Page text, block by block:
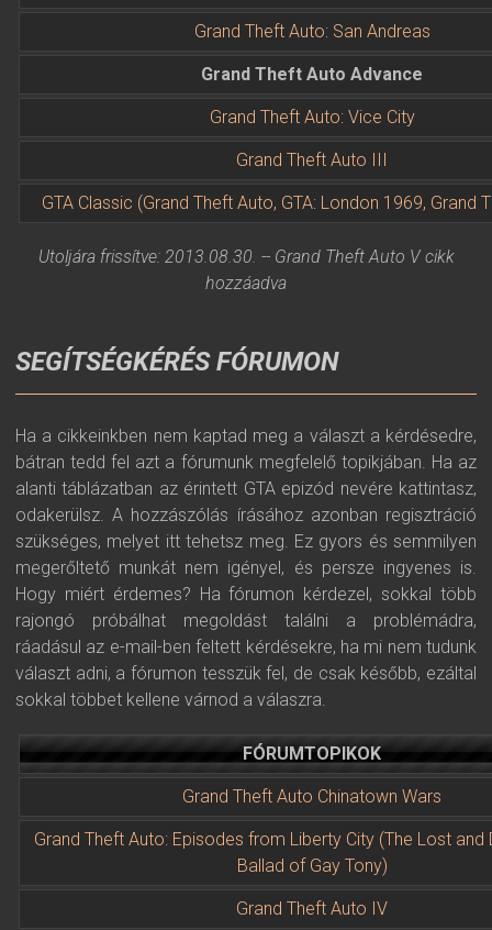
Grand Theft Auto: San Andreas
Grand Theft Auto Advance
Grand Theft Auto: Vice City
Grand Theft Auto III
GTA Classic (Grand Theft Auto, GTA: London 1969, Grand
Utoljára frissítve: 2013.08.30. -- Grand Theft Auto V cikk
hozzáadva
SEGÍTSÉGKÉRÉS FÓRUMON
Ha a cikkeinkben nem kaptad meg a választ a kérdésedre,
bátran tedd fel azt a fórumunk megfelelő topikjában. Ha az
alanti táblázatban az érintett GTA epizód nevére kattintasz,
odakerülsz. A hozzászólás írásához azonban regisztráció
szükséges, melyet itt tehetsz meg. Ez gyors és semmilyen
megerőltető munkát nem igényel, és persze ingyenes is.
Hogy miért érdemes? Ha fórumon kérdezel, sokkal több
rajongó próbálhat megoldást találni a problémádra,
ráadásul az e-mail-ben feltett kérdésekre, ha mi nem tudunk
választ adni, a fórumon tesszük fel, de csak később, ezáltal
sokkal többet kellene várnod a válaszra.
FÓRUMTOPIKOK
Grand Theft Auto Chinatown Wars
Grand Theft Auto: Episodes from Liberty City (The Lost and
Ballad of Gay Tony)
Grand Theft Auto IV